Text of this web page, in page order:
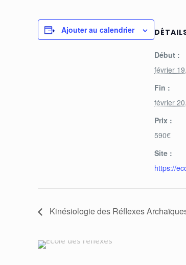
Ajouter au calendrier
Début :
février
Fin :
février
Prix :
590€
Site :
https://
Kinésiologie des Réflexes